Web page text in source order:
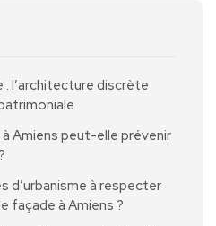
: l’architecture discrète
Amiens peut-elle prévenir
d’urbanisme à respecter
façade à Amiens ?